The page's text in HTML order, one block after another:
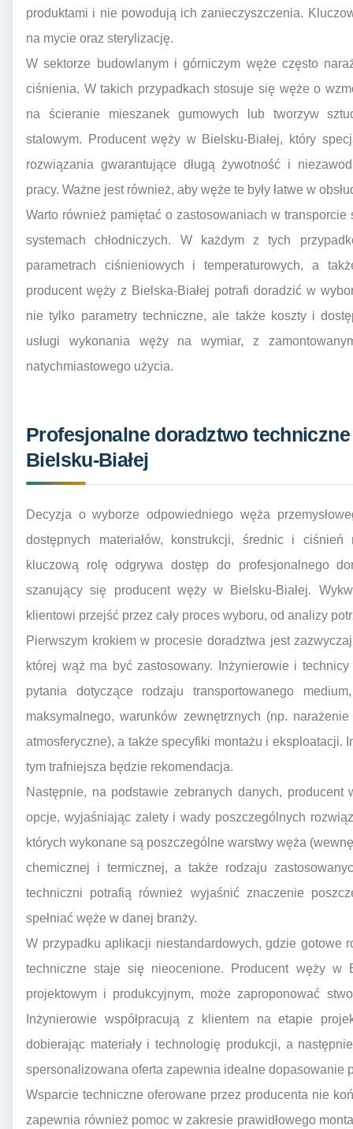
produktami i nie powodują ich zanieczyszczenia.
na mycie oraz sterylizację.
W sektorze budowlanym i górniczym węże często
ciśnienia. W takich przypadkach stosuje się węże o
na ścieranie mieszanek gumowych lub tworzyw
stalowym. Producent węży w Bielsku-Białej, który
rozwiązania gwarantujące długą żywotność i
pracy. Ważne jest również, aby węże te były łatwe w
Warto również pamiętać o zastosowaniach w
systemach chłodniczych. W każdym z tych
parametrach ciśnieniowych i temperaturowych, a
producent węży z Bielska-Białej potrafi doradzić w
nie tylko parametry techniczne, ale także koszty i
usługi wykonania węży na wymiar, z
natychmiastowego użycia.
Profesjonalne doradztwo
Bielsku-Białej
Decyzja o wyborze odpowiedniego węża
dostępnych materiałów, konstrukcji, średnic i ciśnień
kluczową rolę odgrywa dostęp do profesjonalnego
szanujący się producent węży w Bielsku-Białej.
klientowi przejść przez cały proces wyboru, od analizy
Pierwszym krokiem w procesie doradztwa jest
której wąż ma być zastosowany. Inżynierowie i
pytania dotyczące rodzaju transportowanego
maksymalnego, warunków zewnętrznych (np.
atmosferyczne), a także specyfiki montażu i eksploatacji.
tym trafniejsza będzie rekomendacja.
Następnie, na podstawie zebranych danych, producent
opcje, wyjaśniając zalety i wady poszczególnych
których wykonane są poszczególne warstwy węża
chemicznej i termicznej, a także rodzaju
techniczni potrafią również wyjaśnić znaczenie
spełniać węże w danej branży.
W przypadku aplikacji niestandardowych, gdzie gotowe
techniczne staje się nieocenione. Producent węży w
projektowym i produkcyjnym, może zaproponować
Inżynierowie współpracują z klientem na etapie
dobierając materiały i technologię produkcji, a
spersonalizowana oferta zapewnia idealne dopasowanie
Wsparcie techniczne oferowane przez producenta nie
zapewnia również pomoc w zakresie prawidłowego